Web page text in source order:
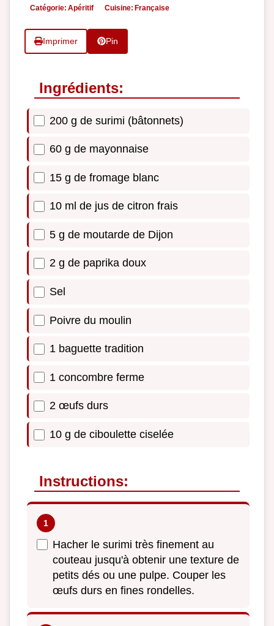
Catégorie: Apéritif Cuisine: Française
Imprimer Pin
Ingrédients:
200 g de surimi (bâtonnets)
60 g de mayonnaise
15 g de fromage blanc
10 ml de jus de citron frais
5 g de moutarde de Dijon
2 g de paprika doux
Sel
Poivre du moulin
1 baguette tradition
1 concombre ferme
2 œufs durs
10 g de ciboulette ciselée
Instructions:
Hacher le surimi très finement au
couteau jusqu'à obtenir une texture de
petits dés ou une pulpe. Couper les
œufs durs en fines rondelles.